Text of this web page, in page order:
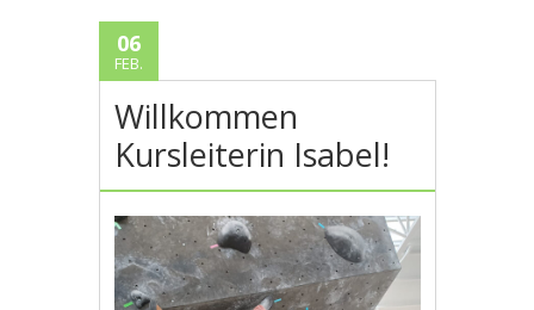
06
FEB.
Willkommen
Kursleiterin Isabel!